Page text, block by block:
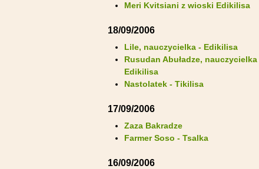
Meri Kvitsiani z wioski Edikilisa
18/09/2006
Lile, nauczycielka - Edikilisa
Rusudan Abuładze, nauczycielka
Edikilisa
Nastolatek - Tikilisa
17/09/2006
Zaza Bakradze
Farmer Soso - Tsalka
16/09/2006